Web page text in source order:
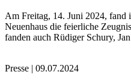
Am Freitag, 14. Juni 2024, fand
Neuenhaus die feierliche
fanden auch Rüdiger Schury,
Presse | 09.07.2024